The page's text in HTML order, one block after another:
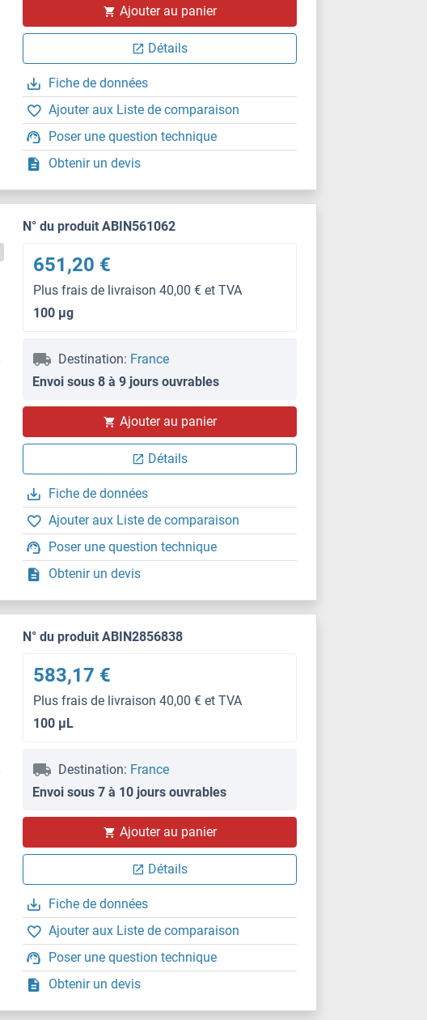
Ajouter au panier
Détails
Fiche de données
Ajouter aux Liste de comparaison
Poser une question technique
Obtenir un devis
WB
N° du produit ABIN561062
651,20 €
Plus frais de livraison 40,00 € et TVA
100 μg
Destination: France
Envoi sous 8 à 9 jours ouvrables
Ajouter au panier
Détails
Fiche de données
Ajouter aux Liste de comparaison
Poser une question technique
Obtenir un devis
N° du produit ABIN2856838
583,17 €
Plus frais de livraison 40,00 € et TVA
100 μL
Destination: France
Envoi sous 7 à 10 jours ouvrables
Ajouter au panier
Détails
Fiche de données
Ajouter aux Liste de comparaison
Poser une question technique
Obtenir un devis